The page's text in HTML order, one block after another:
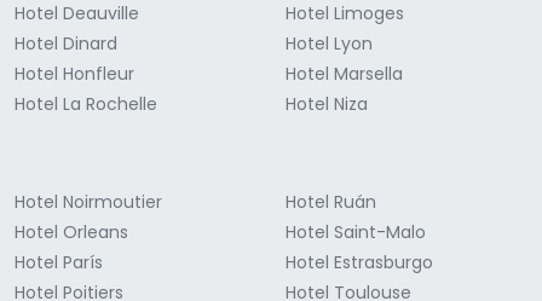
Hotel Deauville
Hotel Dinard
Hotel Honfleur
Hotel La Rochelle
Hotel Limoges
Hotel Lyon
Hotel Marsella
Hotel Niza
Hotel Noirmoutier
Hotel Orleans
Hotel París
Hotel Poitiers
Hotel Ruán
Hotel Saint-Malo
Hotel Estrasburgo
Hotel Toulouse